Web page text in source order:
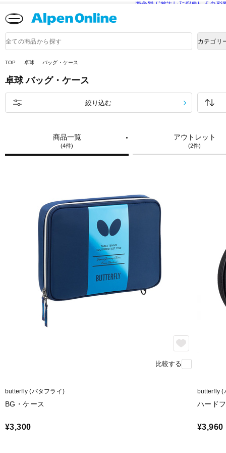
熊本県で発生した地震による影
品
検
カテゴリ
TOP 卓球 バッグ・ケース
卓球バッグ・ケース
商品一覧
(4件)
アウトレット
(2件)
絞り込む
比較する
butterfly (バタフライ)
BG・ケース
¥3,300
butterfly (
ハード
¥3,960